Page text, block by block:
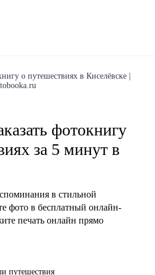
о путешествиях в Киселёвске |
фотокнигу
за 5 минут в
в стильной
фото в бесплатный онлайн-
печать онлайн прямо
путешествия